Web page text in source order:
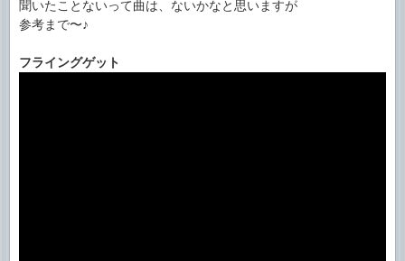
聞いたことないって曲は、ないかなと思いますが
参考まで〜♪
フライングゲット